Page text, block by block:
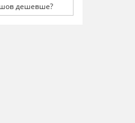
дешевше?